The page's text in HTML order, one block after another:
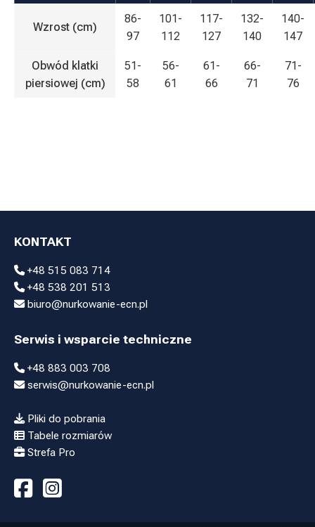
Wzrost (cm)
86-
97
101-
112
117-
127
132-
140
140-
147
Obwód klatki
piersiowej (cm)
51-
58
56-
61
61-
66
66-
71
71-
76
KONTAKT
+48 515 083 714
+48 538 201 513
biuro@nurkowanie-ecn.pl
Serwis i wsparcie techniczne
+48 883 003 708
serwis@nurkowanie-ecn.pl
Pliki do pobrania
Tabele rozmiarów
Strefa Pro